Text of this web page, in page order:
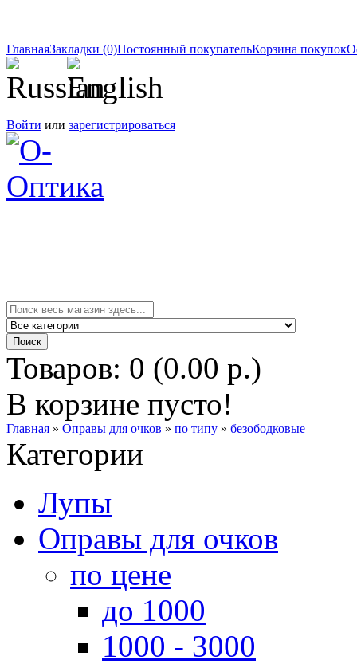
ГлавнаяЗакладки (0)Постоянный покупательКорзина покупок
Войти или зарегистрироваться
Товаров: 0 (0.00 р.)
В корзине пусто!
Главная » Оправы для очков » по типу » безободковые
Категории
Лупы
Оправы для очков
по цене
до 1000
1000 - 3000